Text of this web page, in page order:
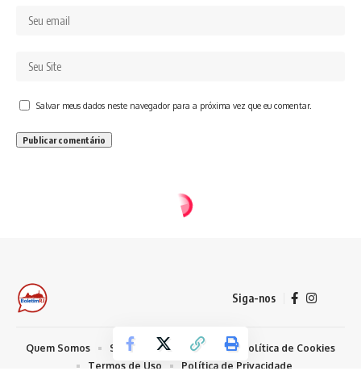
Salvar meus dados neste navegador para a próxima vez que eu comentar.
Siga-nos
Quem Somos Sobre Nosso Conteúdo
Política de Cookies
Termos de Uso
Política de Privacidade